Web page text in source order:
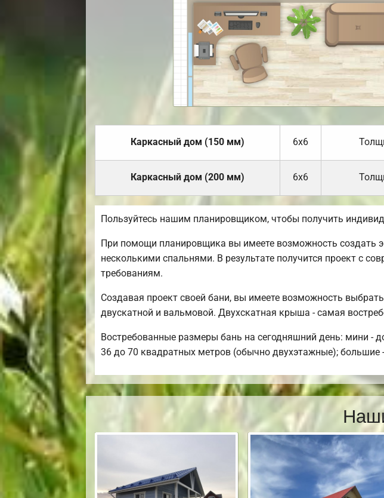
Каркасный дом (150 мм) 6х6
Каркасный дом (200 мм) 6х6
Пользуйтесь нашим планировщиком, чтобы получить
При помощи планировщика вы имеете возможность создать
несколькими спальнями. В результате получится проект с
требованиям.
Создавая проект своей бани, вы имеете возможность
двускатной и вальмовой. Двухскатная крыша - самая
Востребованные размеры бань на сегодняшний день: мини -
36 до 70 квадратных метров (обычно двухэтажные); большие